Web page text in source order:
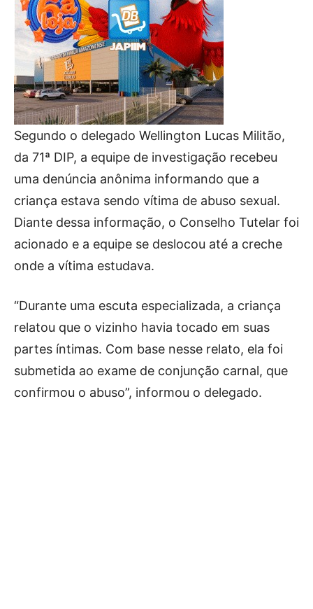
Segundo o delegado Wellington Lucas Militão,
da 71ª DIP, a equipe de investigação recebeu
uma denúncia anônima informando que a
criança estava sendo vítima de abuso sexual.
Diante dessa informação, o Conselho Tutelar foi
acionado e a equipe se deslocou até a creche
onde a vítima estudava.
“Durante uma escuta especializada, a criança
relatou que o vizinho havia tocado em suas
partes íntimas. Com base nesse relato, ela foi
submetida ao exame de conjunção carnal, que
confirmou o abuso”, informou o delegado.